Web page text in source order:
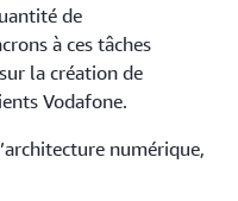
de
à ces tâches
la création de
Vodafone.
numérique,